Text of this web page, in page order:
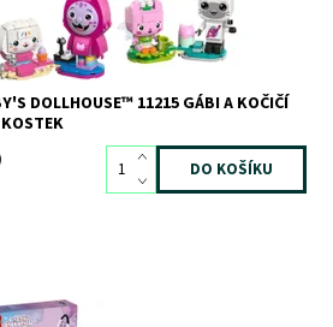
LEGO
DOLLHOUSE™ 11215 GÁBI A KOČIČÍ